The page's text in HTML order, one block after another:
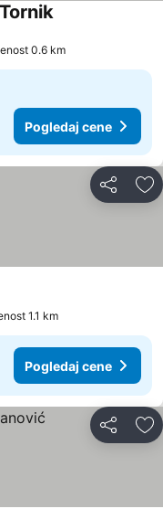
0.6 km
Pogledaj cene
Deli
1.1 km
Pogledaj cene
Deli